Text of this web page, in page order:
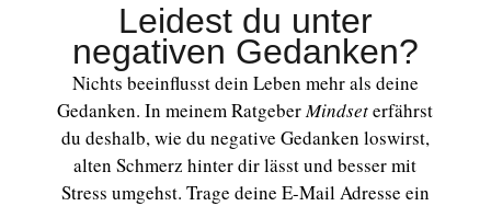
Leidest du unter
negativen Gedanken?
Nichts beeinflusst dein Leben mehr als deine
Gedanken. In meinem RatgeberMindseterfährst
du deshalb, wie du negative Gedanken loswirst,
alten Schmerz hinter dir lässt und besser mit
Stress umgehst. Trage deine E-Mail Adresse ein